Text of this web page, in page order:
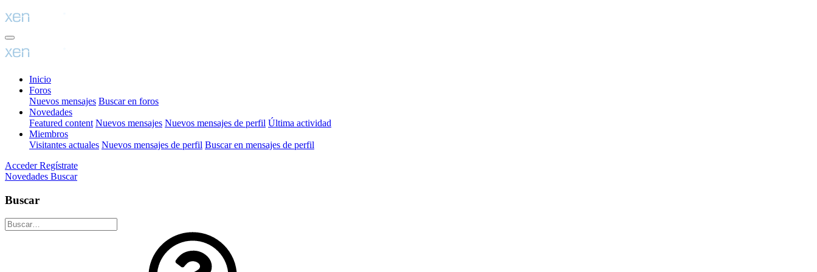
Inicio
Foros
Nuevos mensajes Buscar en foros
Novedades
Featured content Nuevos mensajes Nuevos mensajes de perfil Última actividad
Miembros
Visitantes actuales Nuevos mensajes de perfil Buscar en mensajes de perfil
Acceder Regístrate
Novedades Buscar
Buscar